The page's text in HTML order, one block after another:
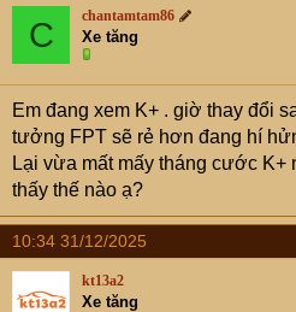
d
s
r
t
e
r
ử
C chantamtam86
Xe tăng
Em đang xem K+ . giờ thay đổi
tưởng FPT sẽ rẻ hơn đang hí
Lại vừa mất mấy tháng cước K+
thấy thế nào ạ?
10:34 31/12/2025
kt13a2
Xe tăng